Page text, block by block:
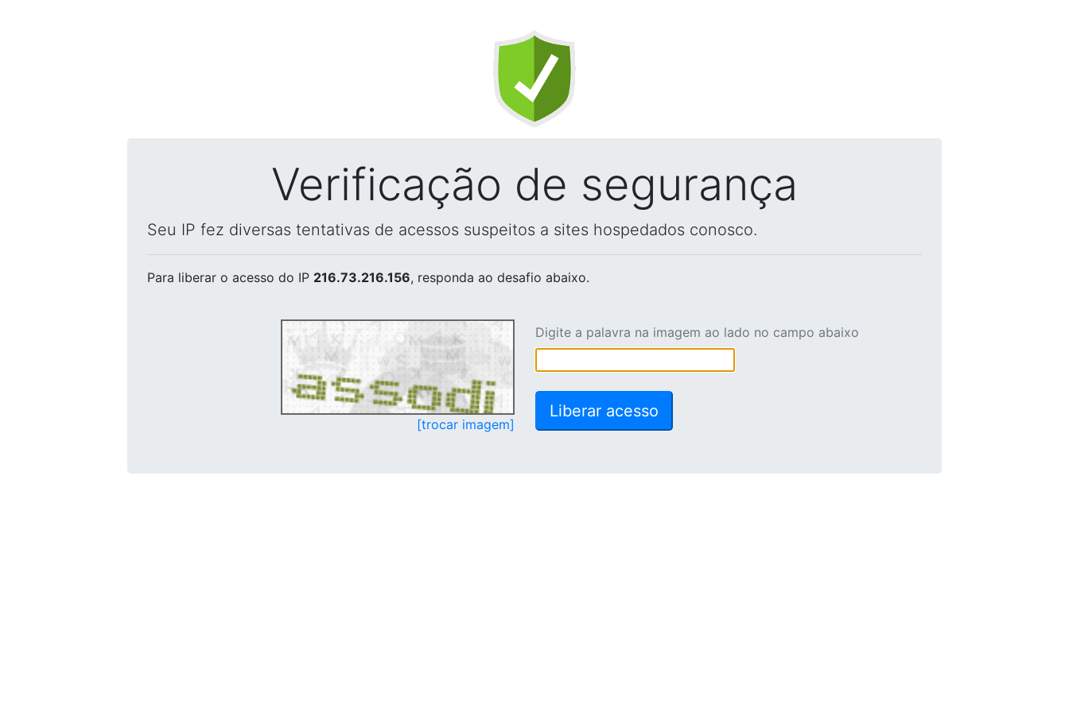
Verificação de segurança
Seu IP fez diversas tentativas de acessos suspeitos a sites hospedados conosco.
Para liberar o acesso do IP 216.73.216.156, responda ao desafio abaixo.
[trocar imagem]
Digite a palavra na imagem ao lado no campo abaixo